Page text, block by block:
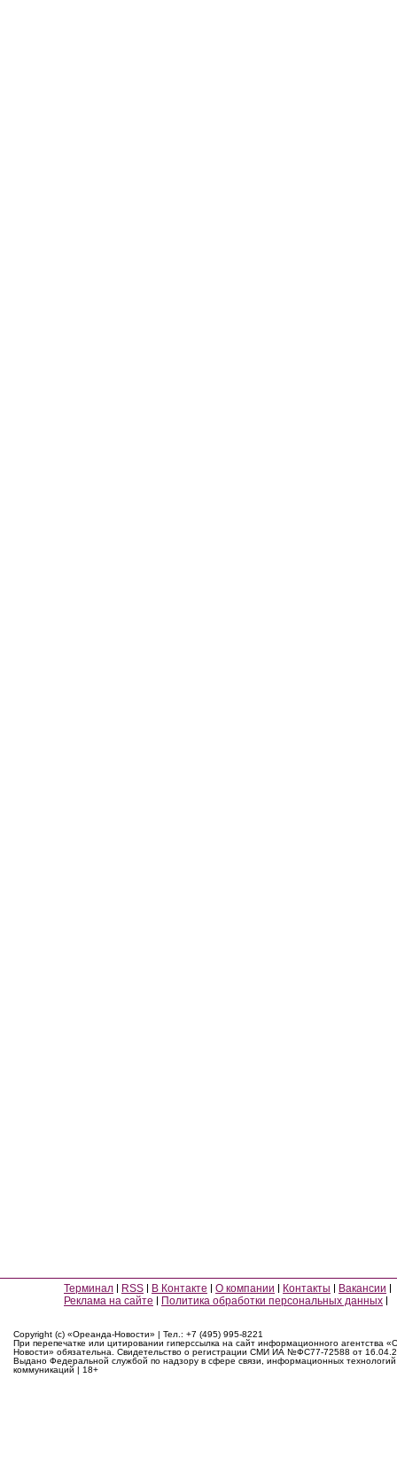
Терминал RSS В Контакте О компании Контакты
Вакансии
Реклама на сайте
Политика обработки персональных данных
Copyright (c) «Ореанда-Новости» | Тел.: +7 (495) 995-8221
При перепечатке или цитировании гиперссылка на сайт информационного агентства
Новости» обязательна. Свидетельство о регистрации СМИ ИА №ФС77-72588 от
Выдано Федеральной службой по надзору в сфере связи, информационных
коммуникаций | 18+